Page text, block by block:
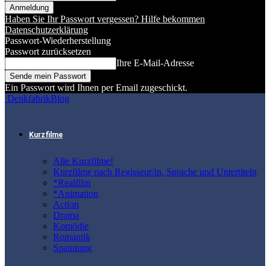
Haben Sie Ihr Passwort vergessen? Hilfe bekommen
Datenschutzerklärung
Passwort-Wiederherstellung
Passwort zurücksetzen
Ihre E-Mail-Adresse
Ein Passwort wird Ihnen per Email zugeschickt.
DenkfabrikBlog
Kurzfilme
Alle Kurzfilme!
Kurzfilme nach Regisseur/in, Sprache und Untertiteln
*Realfilm
*Animation
Action
Drama
Komödie
Romantik
Spannung